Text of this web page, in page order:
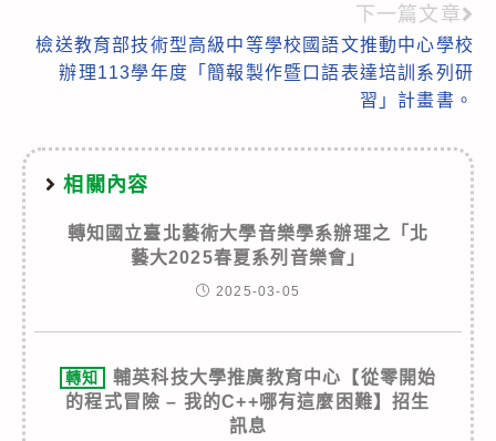
下一篇文章
檢送教育部技術型高級中等學校國語文推動中心學校
辦理113學年度「簡報製作暨口語表達培訓系列研
習」計畫書。
相關內容
轉知國立臺北藝術大學音樂學系辦理之「北
藝大2025春夏系列音樂會」
2025-03-05
轉知
輔英科技大學推廣教育中心【從零開始
的程式冒險 – 我的C++哪有這麼困難】招生
訊息